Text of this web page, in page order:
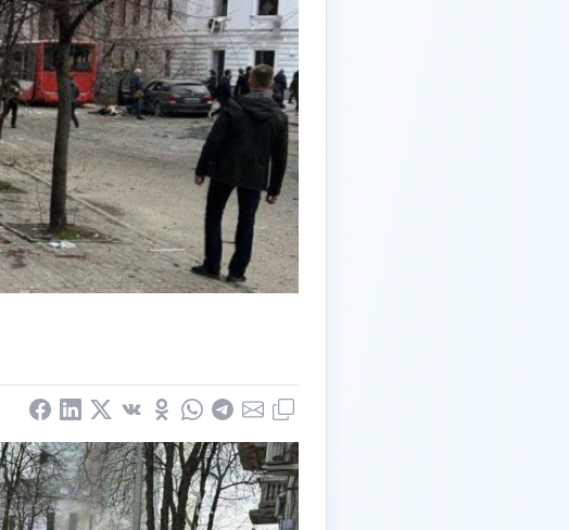
Facebook
LinkedIn
X Vkontakte
Odnoklassniki
WhatsApp
Telegram
EmailCopy